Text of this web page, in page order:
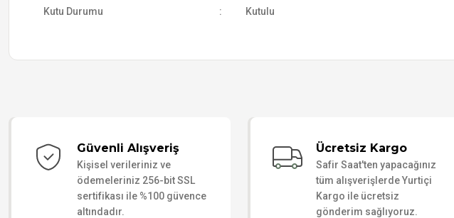
Kutu Durumu : Kutulu
Güvenli Alışveriş
Kişisel verileriniz ve
ödemeleriniz 256-bit SSL
sertifikası ile %100 güvence
altındadır.
Ücretsiz Kargo
Safir Saat'ten yapacağınız
tüm alışverişlerde Yurtiçi
Kargo ile ücretsiz
gönderim sağlıyoruz.